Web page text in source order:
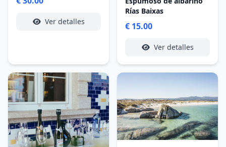
Ver detalles
Rías Baixas
€ 15.00
Ver detalles